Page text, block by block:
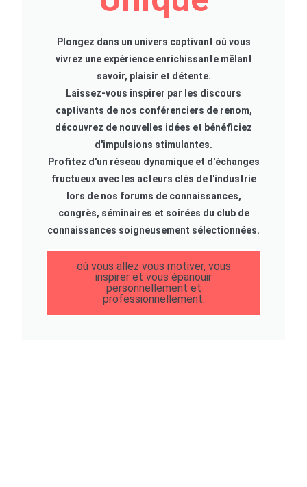
Plongez dans un univers captivant où vous
vivrez une expérience enrichissante mêlant
savoir, plaisir et détente.
Laissez-vous inspirer par les discours
captivants de nos conférenciers de renom,
découvrez de nouvelles idées et bénéficiez
d'impulsions stimulantes.
Profitez d'un réseau dynamique et d'échanges
fructueux avec les acteurs clés de l'industrie
lors de nos forums de connaissances,
congrès, séminaires et soirées du club de
connaissances soigneusement sélectionnées.
où vous allez vous motiver, vous
inspirer et vous épanouir
personnellement et
professionnellement.